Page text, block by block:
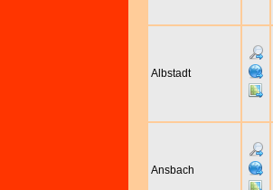
Albstadt
Ansbach